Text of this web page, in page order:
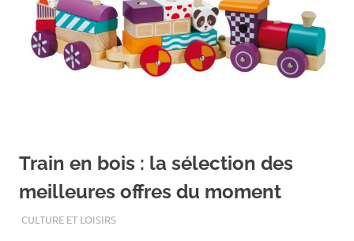
Train en bois : la sélection des
meilleures offres du moment
AOÛT 25, 2019
ASSOEDH
CULTURE ET LOISIRS